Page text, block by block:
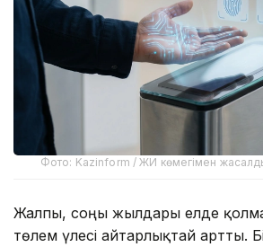
Фото: Kazinform / ЖИ көмегімен
Жалпы, соңғы жылдары елде
төлем үлесі айтарлықтай артты.